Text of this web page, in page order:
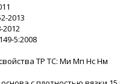
2013
2012
5:2008
ТР ТС: Ми Мп Нс Нм